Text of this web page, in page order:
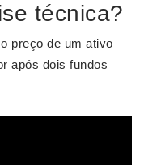
técnica?
preço de um ativo
após dois fundos